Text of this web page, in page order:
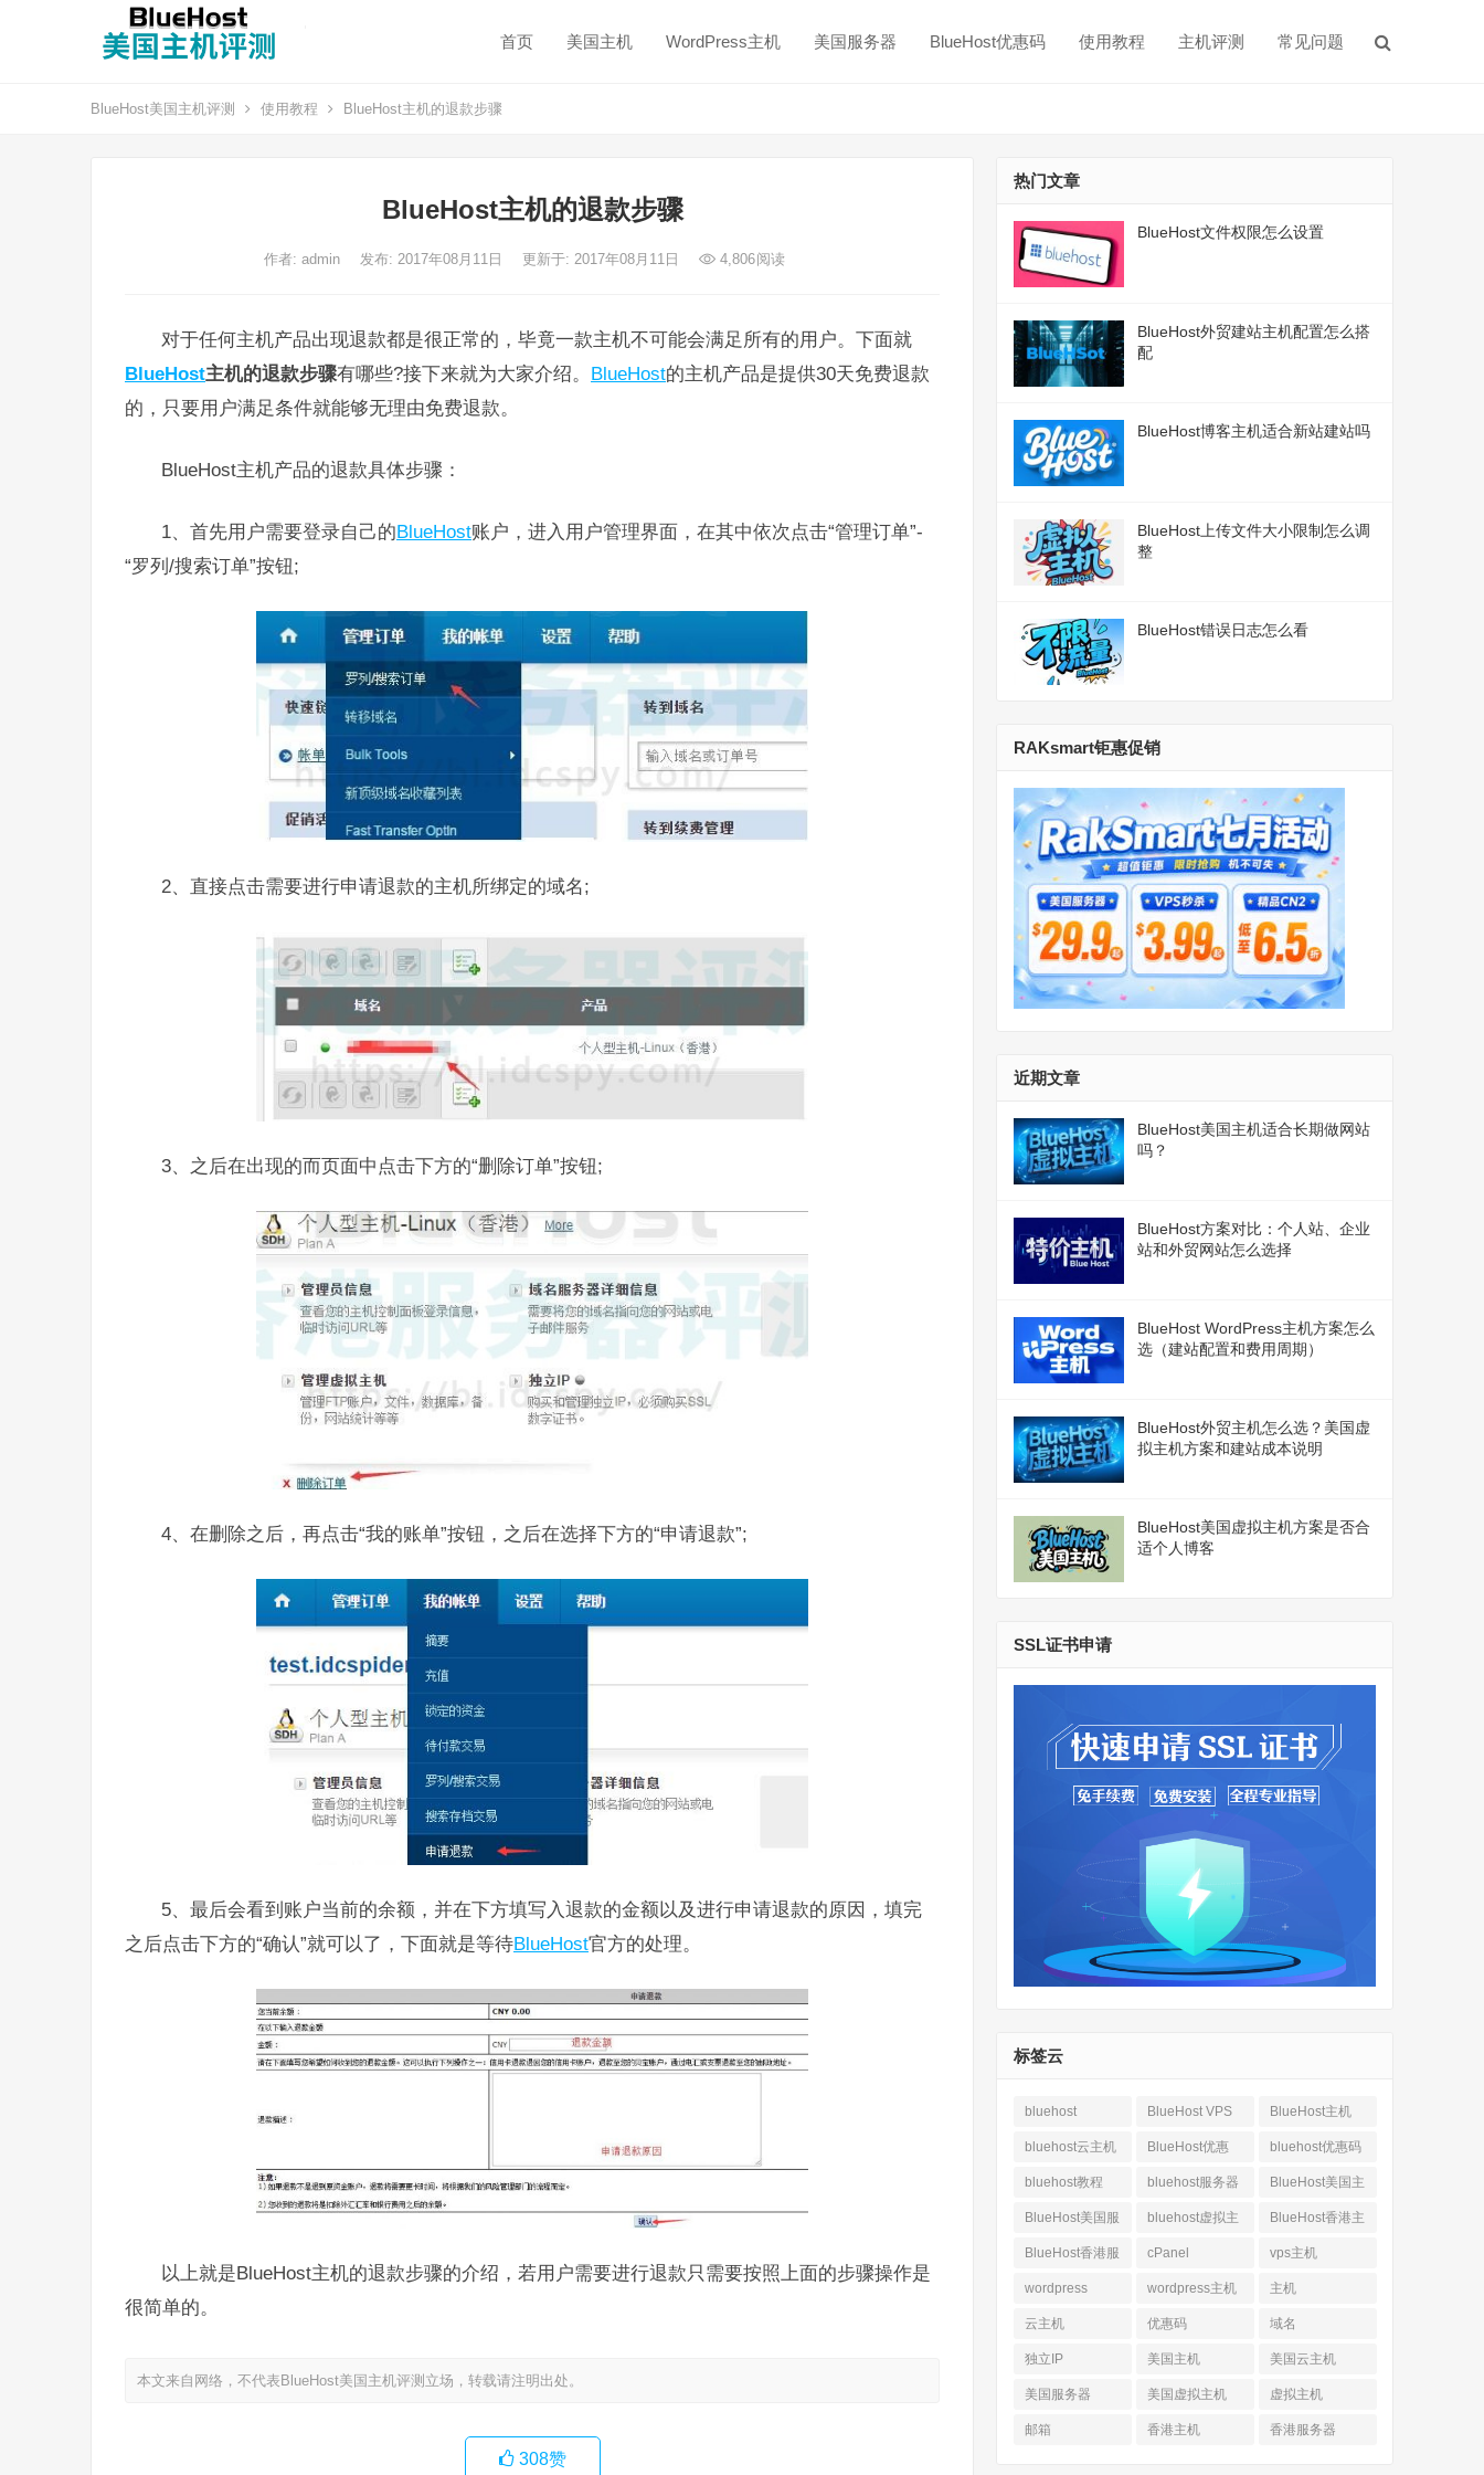
首页 美国主机 WordPress主机 美国服务器 BlueHost优惠码 使用教程 主机评测 常见问题
BlueHost美国主机评测 使用教程 BlueHost主机的退款步骤
BlueHost主机的退款步骤
作者: admin 发布: 2017年08月11日 更新于: 2017年08月11日 4,806阅读
对于任何主机产品出现退款都是很正常的，毕竟一款主机不可能会满足所有的用户。下面就
BlueHost主机的退款步骤有哪些?接下来就为大家介绍。 BlueHost的主机产品是提供30天免费退款
的，只要用户满足条件就能够无理由免费退款。
BlueHost主机产品的退款具体步骤：
1、首先用户需要登录自己的BlueHost账户，进入用户管理界面，在其中依次点击“管理订单”-
“罗列/搜索订单”按钮;
2、直接点击需要进行申请退款的主机所绑定的域名;
3、之后在出现的而页面中点击下方的“删除订单”按钮;
4、在删除之后，再点击“我的账单”按钮，之后在选择下方的“申请退款”;
5、最后会看到账户当前的余额，并在下方填写入退款的金额以及进行申请退款的原因，填完
之后点击下方的“确认”就可以了，下面就是等待BlueHost官方的处理。
以上就是BlueHost主机的退款步骤的介绍，若用户需要进行退款只需要按照上面的步骤操作是
很简单的。
本文来自网络，不代表BlueHost美国主机评测立场，转载请注明出处。
308赞
热门文章
BlueHost文件权限怎么设置
BlueHost外贸建站主机配置怎么搭
配
BlueHost博客主机适合新站建站吗
BlueHost上传文件大小限制怎么调
整
BlueHost错误日志怎么看
RAKsmart钜惠促销
近期文章
BlueHost美国主机适合长期做网站
吗？
BlueHost方案对比：个人站、企业
站和外贸网站怎么选择
BlueHost WordPress主机方案怎么
选（建站配置和费用周期）
BlueHost外贸主机怎么选？美国虚
拟主机方案和建站成本说明
BlueHost美国虚拟主机方案是否合
适个人博客
SSL证书申请
标签云
bluehost BlueHost VPS BlueHost主机
bluehost云主机 BlueHost优惠 bluehost优惠码
bluehost教程 bluehost服务器
BlueHost美国主
机
BlueHost美国服
务器
bluehost虚拟主
机
BlueHost香港主
机
BlueHost香港服
务器
cPanel vps主机
wordpress wordpress主机 主机
云主机 优惠码 域名
独立IP 美国主机 美国云主机
美国服务器 美国虚拟主机 虚拟主机
邮箱 香港主机 香港服务器